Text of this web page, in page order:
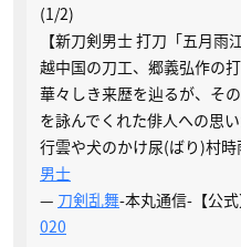
(1/2)
【新刀剣男士 打刀「五月雨
越中国の刀工、郷義弘作の
華々しき来歴を辿るが、そ
を詠んでくれた俳人への思い
行雲や犬のかけ尿(ばり)村時
男士
— 刀剣乱舞-本丸通信-【公
020